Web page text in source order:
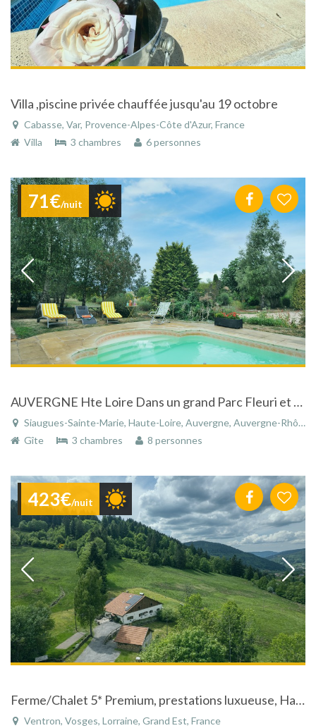
Villa ,piscine privée chauffée jusqu'au 19 octobre
Cabasse, Var, Provence-Alpes-Côte d'Azur, France
Villa
3 chambres 6 personnes
71€/nuit
AUVERGNE Hte Loire Dans un grand Parc Fleuri et Arboré GITE DE CHARME AVEC PISCINE
Siaugues-Sainte-Marie, Haute-Loire, Auvergne, Auvergne-Rhône-Alpes, France
Gîte
3 chambres 8 personnes
423€/nuit
Ferme/Chalet 5* Premium, prestations luxueuse, Hautes Vosges
Ventron, Vosges, Lorraine, Grand Est, France